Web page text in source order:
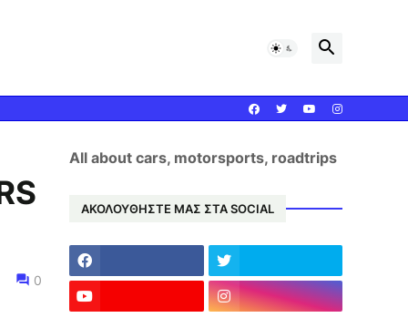
0
All about cars, motorsports, roadtrips
ΑΚΟΛΟΥΘΗΣΤΕ ΜΑΣ ΣΤΑ SOCIAL